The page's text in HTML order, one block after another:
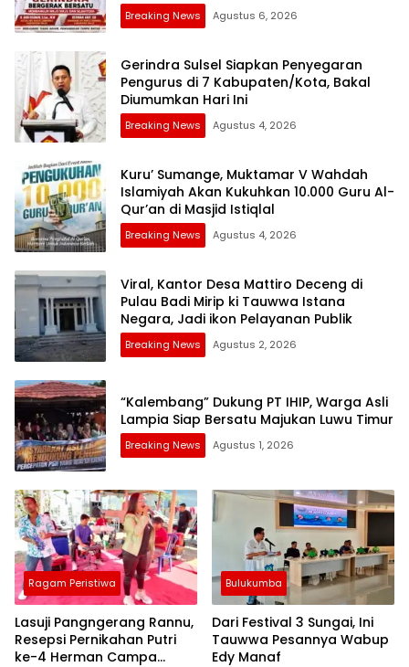
Breaking News Agustus 6, 2026
Gerindra Sulsel Siapkan Penyegaran
Pengurus di 7 Kabupaten/Kota, Bakal
Diumumkan Hari Ini
Breaking News Agustus 4, 2026
Kuru’ Sumange, Muktamar V Wahdah
Islamiyah Akan Kukuhkan 10.000 Guru Al-
Qur’an di Masjid Istiqlal
Breaking News Agustus 4, 2026
Viral, Kantor Desa Mattiro Deceng di
Pulau Badi Mirip ki Tauwwa Istana
Negara, Jadi ikon Pelayanan Publik
Breaking News Agustus 2, 2026
“Kalembang” Dukung PT IHIP, Warga Asli
Lampia Siap Bersatu Majukan Luwu Timur
Breaking News Agustus 1, 2026
Ragam Peristiwa
Lasuji Pangngerang Rannu,
Resepsi Pernikahan Putri
ke-4 Herman Campa
Bulukumba
Dari Festival 3 Sungai, Ini
Tauwwa Pesannya Wabup
Edy Manaf